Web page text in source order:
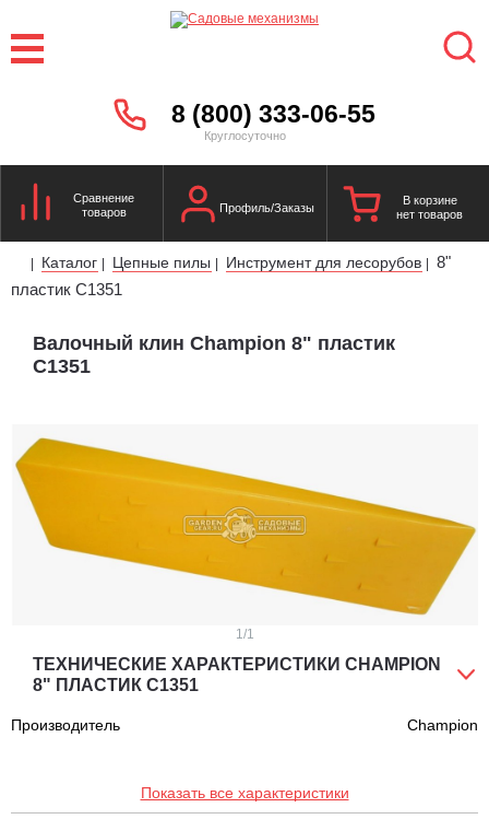
8 (800) 333-06-55
Круглосуточно
Сравнение
товаров
Профиль/Заказы
В корзине
нет товаров
| Каталог | Цепные пилы | Инструмент для лесорубов | 8"
пластик C1351
Валочный клин Champion 8" пластик
C1351
1 /1
ТЕХНИЧЕСКИЕ ХАРАКТЕРИСТИКИ CHAMPION
8" ПЛАСТИК C1351
Производитель Champion
Показать все характеристики